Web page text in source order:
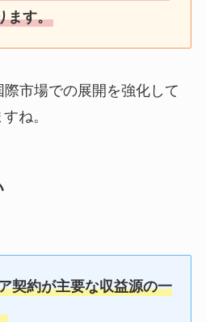
ます。
市場での展開を強化して
ね。
契約が主要な収益源の一